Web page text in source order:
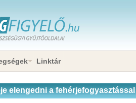
Linktár
elengedni a